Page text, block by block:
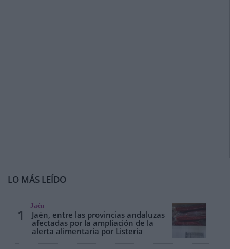
LO MÁS LEÍDO
1
Jaén
Jaén, entre las provincias andaluzas
afectadas por la ampliación de la
alerta alimentaria por Listeria